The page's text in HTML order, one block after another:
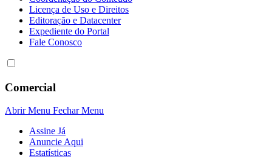
Licença de Uso e Direitos
Editoração e Datacenter
Expediente do Portal
Fale Conosco
Comercial
Abrir Menu Fechar Menu
Assine Já
Anuncie Aqui
Estatísticas